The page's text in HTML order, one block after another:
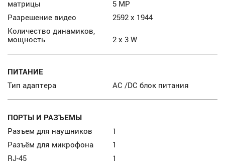
матрицы
5 MP
Разрешение видео
2592 x 1944
Количество динамиков,
мощность
2 x 3 W
ПИТАНИЕ
Тип адаптера
AC /DC блок питания
ПОРТЫ И РАЗЪЕМЫ
Разъем для наушников
1
Разъём для микрофона
1
RJ-45
1